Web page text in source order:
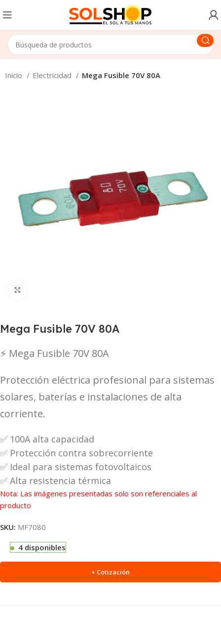
Inicio Electricidad Mega Fusible 70V 80A
Mega Fusible 70V 80A
⚡ Mega Fusible 70V 80A
Protección eléctrica profesional para sistemas
solares, baterías e instalaciones de alta
corriente.
✅ 100A alta capacidad
✅ Protección contra sobrecorriente
✅ Ideal para sistemas fotovoltaicos
✅ Alta resistencia térmica
Nota: Las imágenes presentadas solo son referenciales al
producto
SKU: MF7080
4 disponibles
+ Cotización